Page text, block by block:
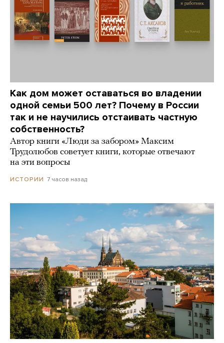
Как дом может оставаться во владении
одной семьи 500 лет? Почему в России
так и не научились отстаивать частную
собственность?
Автор книги «Люди за забором» Максим
Трудолюбов советует книги, которые отвечают
на эти вопросы
ИСТОРИИ 7 часов назад